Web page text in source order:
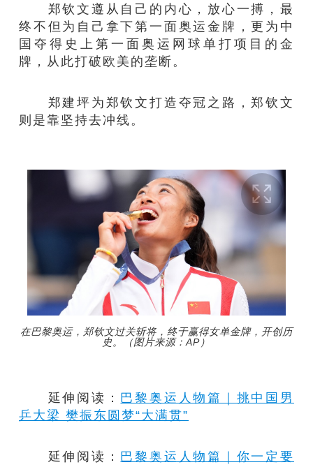
郑钦文遵从自己的内心，放心一搏，最
终不但为自己拿下第一面奥运金牌，更为中
国夺得史上第一面奥运网球单打项目的金
牌，从此打破欧美的垄断。
郑建坪为郑钦文打造夺冠之路，郑钦文
则是靠坚持去冲线。
在巴黎奥运，郑钦文过关斩将，终于赢得女单金牌，开创历
史。（图片来源：AP）
延伸阅读： 巴黎奥运人物篇｜挑中国男
乒大梁 樊振东圆梦“大满贯”
延伸阅读： 巴黎奥运人物篇｜你一定要